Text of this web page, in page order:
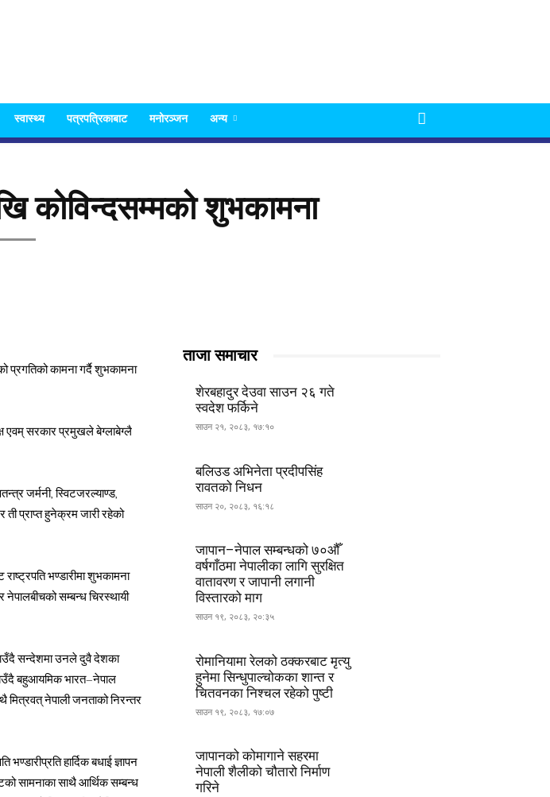
Nispakshya
News
स्वास्थ्य पत्रपत्रिकाबाट मनोरञ्जन अन्य
कोविन्दसम्मको शुभकामना
प्रगतिको कामना गर्दै शुभकामना
एवम् सरकार प्रमुखले बेग्लाबेग्लै
जर्मनी, स्विटजरल्याण्ड,
प्राप्त हुनेक्रम जारी रहेको
भण्डारीमा शुभकामना
नेपालबीचको सम्बन्ध चिरस्थायी
सन्देशमा उनले दुवै देशका
बहुआयमिक भारत–नेपाल
मित्रवत् नेपाली जनताको निरन्तर
हार्दिक बधाई ज्ञापन
सामनाका साथै आर्थिक सम्बन्ध
ताजा समाचार
शेरबहादुर देउवा साउन २६ गते
स्वदेश फर्किने
साउन २१, २०८३, १७:१०
बलिउड अभिनेता प्रदीपसिंह
रावतको निधन
साउन २०, २०८३, १६:१८
जापान–नेपाल सम्बन्धको ७०औँ
वर्षगाँठमा नेपालीका लागि सुरक्षित
वातावरण र जापानी लगानी
विस्तारको माग
साउन १९, २०८३, २०:३५
रोमानियामा रेलको ठक्करबाट मृत्यु
हुनेमा सिन्धुपाल्चोकका शान्त र
चितवनका निश्चल रहेको पुष्टी
साउन १९, २०८३, १७:०७
जापानको कोमागाने सहरमा
नेपाली शैलीको चौतारो निर्माण
गरिने